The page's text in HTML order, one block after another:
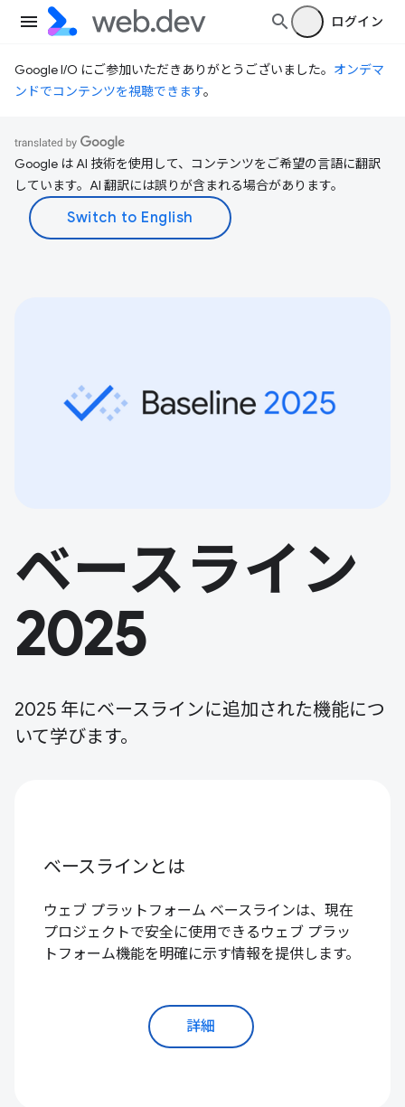
ログイン
Google I/O にご参加いただきありがとうございました。 オンデマ
ンドでコンテンツを視聴できます。
Google は AI 技術を使用して、コンテンツをご希望の言語に翻訳
しています。AI 翻訳には誤りが含まれる場合があります。
ベースライン
2025
2025 年にベースラインに追加された機能につ
いて学びます。
ベースラインとは
ウェブ プラットフォーム ベースラインは、現在
プロジェクトで安全に使用できるウェブ プラッ
トフォーム機能を明確に示す情報を提供します。
詳細